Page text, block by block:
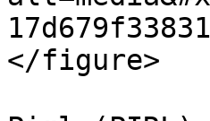
</figure>